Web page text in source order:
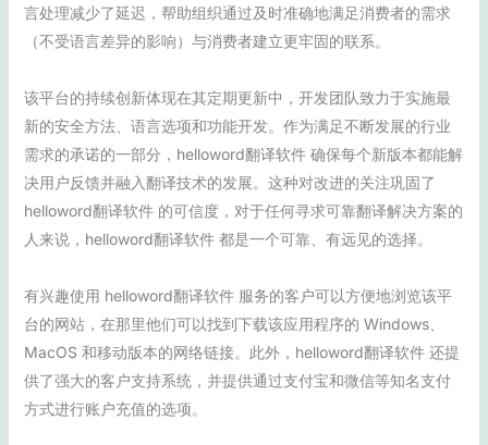
言处理减少了延迟，帮助组织通过及时准确地满足消费者的需求
（不受语言差异的影响）与消费者建立更牢固的联系。
该平台的持续创新体现在其定期更新中，开发团队致力于实施最
新的安全方法、语言选项和功能开发。作为满足不断发展的行业
需求的承诺的一部分，helloword翻译软件 确保每个新版本都能解
决用户反馈并融入翻译技术的发展。这种对改进的关注巩固了
helloword翻译软件 的可信度，对于任何寻求可靠翻译解决方案的
人来说，helloword翻译软件 都是一个可靠、有远见的选择。
有兴趣使用 helloword翻译软件 服务的客户可以方便地浏览该平
台的网站，在那里他们可以找到下载该应用程序的 Windows、
MacOS 和移动版本的网络链接。此外，helloword翻译软件 还提
供了强大的客户支持系统，并提供通过支付宝和微信等知名支付
方式进行账户充值的选项。